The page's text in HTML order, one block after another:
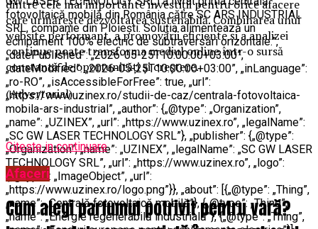
fotovoltaică mobilă din România către SC ARS INDUSTRIAL
SRL, companie din Ploiești. Soluția alimentează un
echipament 100% electric de subtraversări orizontale.”,
„datePublished”: „2026-05-25T10:00:00+03:00”,
„dateModified”: „2026-05-25T10:00:00+03:00”, „inLanguage”:
„ro-RO”, „isAccessibleForFree”: true, „url”:
„https://www.uzinex.ro/studii-de-caz/centrala-fotovoltaica-
mobila-ars-industrial”, „author”: {„@type”: „Organization”,
„name”: „UZINEX”, „url”: „https://www.uzinex.ro”, „legalName”:
„SC GW LASER TECHNOLOGY SRL”}, „publisher”: {„@type”:
„Organization”, „name”: „UZINEX”, „legalName”: „SC GW LASER
TECHNOLOGY SRL”, „url”: „https://www.uzinex.ro”, „logo”:
{„@type”: „ImageObject”, „url”:
„https://www.uzinex.ro/logo.png”}}, „about”: [{„@type”: „Thing”,
„name”: „Centrală fotovoltaică mobilă”}, {„@type”: „Thing”,
„name”: „Energie regenerabilă industrială”}, {„@type”: „Thing”,
dintre cele mai importante investiții pentru orice afacere
care urmărește dezvoltarea sustenabilă. Combinarea unui
website performant, a promovării eficiente și a analizei
continue poate transforma mediul online într-o sursă
constantă de oportunități și creștere.
(Advertorial)
Citeste in continuare
Afaceri
Cum alegi parfumul potrivit pentru vară?